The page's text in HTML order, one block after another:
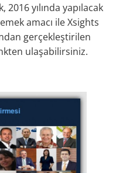
yılında yapılacak
amacı ile Xsights
gerçekleştirilen
ulaşabilirsiniz.